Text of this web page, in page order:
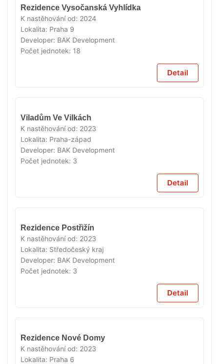
VYPRODÁNO
Rezidence Vysočanská Vyhlídka
K nastěhování od: 2024
Lokalita: Praha 9
Developer: BAK Development
Počet jednotek: 18
Detail
Viladům Ve Vilkách
K nastěhování od: 2023
Lokalita: Praha-západ
Developer: BAK Development
Počet jednotek: 3
Detail
Rezidence Postřižín
K nastěhování od: 2023
Lokalita: Středočeský kraj
Developer: BAK Development
Počet jednotek: 3
Detail
Rezidence Nové Domy
K nastěhování od: 2023
Lokalita: Praha 6